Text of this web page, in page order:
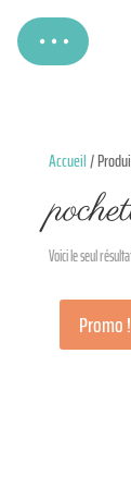
Accueil/
Voici le seul
Promo !